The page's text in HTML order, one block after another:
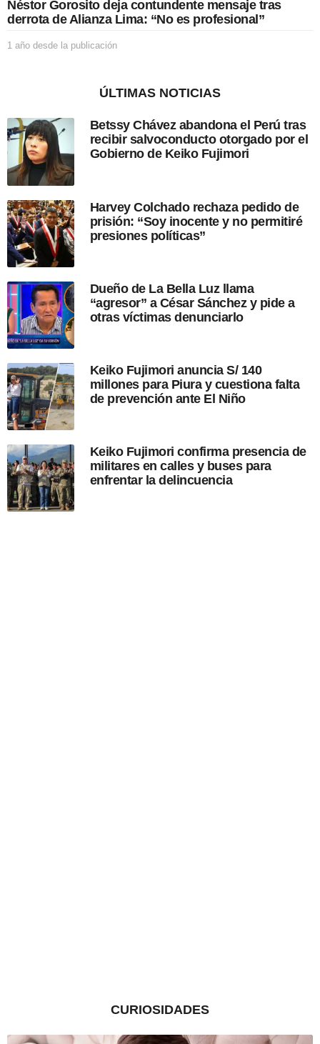
c
Néstor Gorosito deja contundente mensaje tras
derrota de Alianza Lima: “No es profesional”
1 año desde la publicación
d
s
d
e
u
b
l
c
i
ó
ÚLTIMAS NOTICIAS
Betssy Chávez abandona el Perú tras
recibir salvoconducto otorgado por el
Gobierno de Keiko Fujimori
Harvey Colchado rechaza pedido de
prisión: “Soy inocente y no permitiré
presiones políticas”
Dueño de La Bella Luz llama
“agresor” a César Sánchez y pide a
otras víctimas denunciarlo
Keiko Fujimori anuncia S/ 140
millones para Piura y cuestiona falta
de prevención ante El Niño
Keiko Fujimori confirma presencia de
militares en calles y buses para
enfrentar la delincuencia
CURIOSIDADES